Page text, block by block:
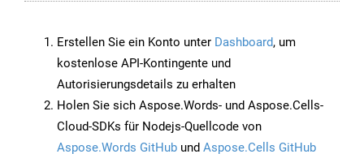
Erstellen Sie ein Konto unter Dashboard, um
kostenlose API-Kontingente und
Autorisierungsdetails zu erhalten
Holen Sie sich Aspose.Words- und Aspose.Cells-
Cloud-SDKs für Nodejs-Quellcode von
Aspose.Words GitHub und Aspose.Cells GitHub